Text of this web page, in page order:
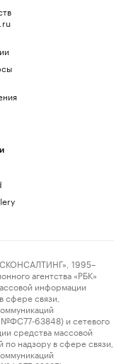
1995–
агентства «РБК»
информации
сфере связи,
63848) и сетевого
средства массовой
надзору в сфере связи,